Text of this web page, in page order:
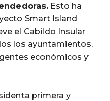
Esto ha
Smart Island
el Cabildo Insular
los ayuntamientos,
económicos y
primera y